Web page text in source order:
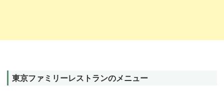
東京ファミリーレストランのメニュー